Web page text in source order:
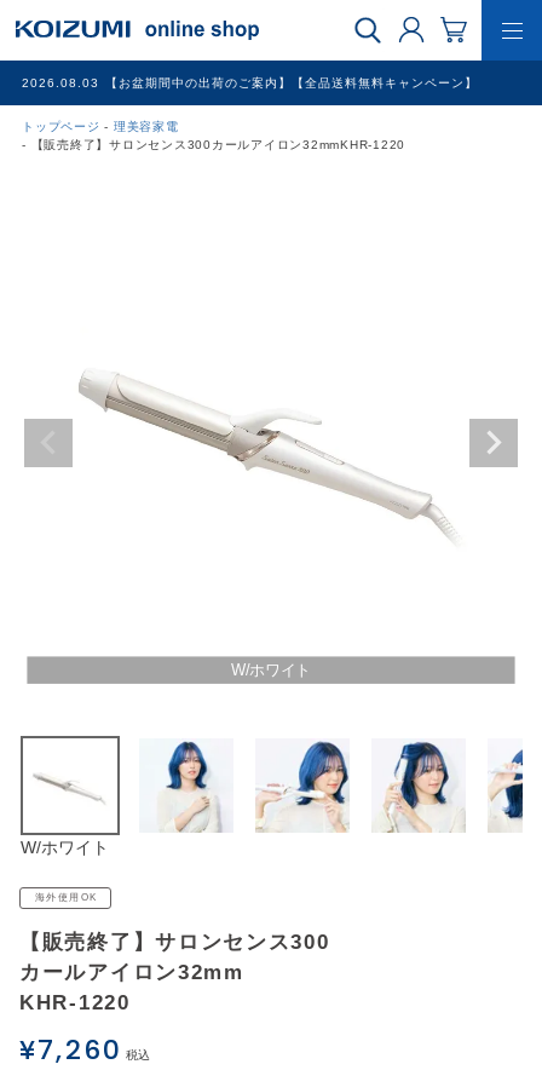
2026.08.03 【お盆期間中の出荷のご案内】【全品送料無料キャンペーン】
トップページ
理美容家電
【販売終了】サロンセンス300カールアイロン32mmKHR-1220
WEB限定品
ログイン
お問い合わせ
W/ホワイト
W/ホワイト
海外使用OK
【販売終了】サロンセンス300
カールアイロン32mm
KHR-1220
¥7,260 税込